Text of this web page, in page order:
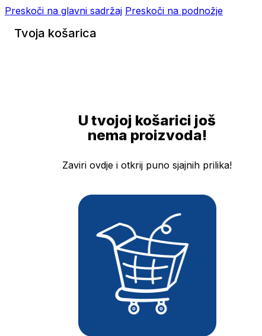
Preskoči na glavni sadržaj Preskoči na podnožje
Tvoja košarica
U tvojoj košarici još
nema proizvoda!
Zaviri ovdje i otkrij puno sjajnih prilika!